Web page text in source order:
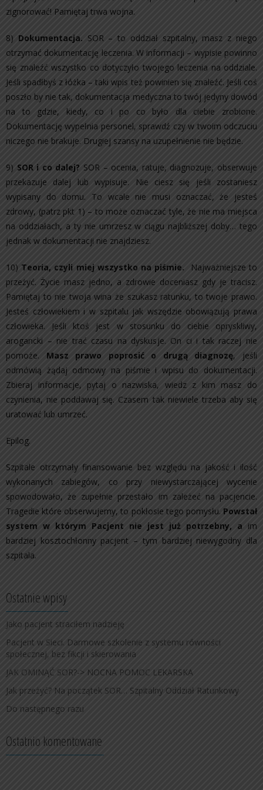
zignorować! Pamiętaj trwa wojna.
8) Dokumentacja. SOR – to oddział szpitalny, masz z niego
otrzymać dokumentację leczenia. W informacji – wypisie powinno
się znaleźć wszystko co dotyczyło twojego leczenia na oddziale.
Jeśli spadłbyś z łóżka – taki wpis też powinien się znaleźć. Jeśli coś
poszło by nie tak, dokumentacja medyczna to twój jedyny dowód
na to gdzie, kiedy, co i po co było dla ciebie zrobione.
Dokumentację wypełnia personel, sprawdź czy w twoim odczuciu
niczego nie brakuje. Drugiej szansy na uzupełnienie nie będzie.
9) SOR i co dalej? SOR – ocenia, ratuje, diagnozuje, obserwuje
przekazuje dalej lub wypisuje. Nie ciesz się jeśli zostaniesz
wypisany do domu. To wcale nie musi oznaczać, że jesteś
zdrowy, (patrz pkt 1) – to może oznaczać tyle, że nie ma miejsca
na oddziałach, a ty nie umrzesz w ciągu najbliższej doby… tego
jednak w dokumentacji nie znajdziesz.
10) Teoria, czyli miej wszystko na piśmie.
Najważniejsze to
przeżyć. Życie masz jedno, a zdrowie doceniasz gdy je tracisz.
Pamiętaj to nie twoja wina że szukasz ratunku, to twoje prawo.
Jesteś człowiekiem i w szpitalu jak wszędzie obowiązują prawa
człowieka. Jeśli ktoś jest w stosunku do ciebie opryskliwy,
arogancki – nie trać czasu na dyskusje. On ci i tak raczej nie
pomoże. Masz prawo poprosić o drugą diagnozę, jeśli
odmówią żądaj odmowy na piśmie i wpisu do dokumentacji.
Zbieraj informacje, pytaj o nazwiska, wiedz z kim masz do
czynienia, nie poddawaj się. Czasem tak niewiele trzeba aby się
uratować lub umrzeć.
Epilog.
Szpitale otrzymały finansowanie bez względu na jakość i ilość
wykonanych zabiegów, co przy niewystarczającej wycenie
spowodowało, że zupełnie przestało im zależeć na pacjencie.
Tragedie które obserwujemy, to pokłosie tego pomysłu. Powstał
system w którym Pacjent nie jest już potrzebny, a im
bardziej kosztochłonny pacjent – tym bardziej niewygodny dla
szpitala.
Ostatnie wpisy
Jako pacjent straciłem nadzieję
Pacjent w Sieci. Darmowe szkolenie z systemu równości
społecznej, bez fikcji i skierowania
JAK OMINĄĆ SOR?-> NOCNA POMOC LEKARSKA
Jak przeżyć? Na początek SOR… Szpitalny Oddział Ratunkowy
Do następnego razu
Ostatnio komentowane